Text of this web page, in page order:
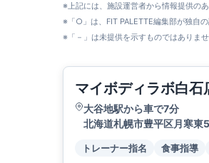
※上記には、施設運営者から情報提供の
※「○」は、FIT PALETTE編集部が独自
※「－」は未提供を示すものではありま
マイボディラボ白石
大谷地駅から車で7分
北海道札幌市豊平区月寒東
トレーナー指名 食事指導